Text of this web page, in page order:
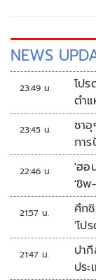
NEWS
23:49 น.
โป
ตำ
'พล
23:45 น.
ซา
กา
22:46 น.
'ฮอ
'ชิพ
ที่มั
21:57 น.
ศึก
'โป
21:47 น.
ปา
ปร